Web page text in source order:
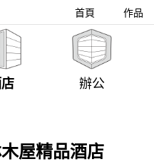
首頁 作品
辦公
屋精品酒店